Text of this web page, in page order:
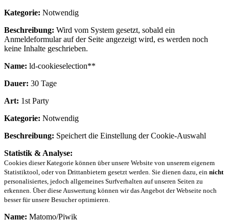
Kategorie: Notwendig
Beschreibung: Wird vom System gesetzt, sobald ein
Anmeldeformular auf der Seite angezeigt wird, es werden noch
keine Inhalte geschrieben.
Name: ld-cookieselection**
Dauer: 30 Tage
Art: 1st Party
Kategorie: Notwendig
Beschreibung: Speichert die Einstellung der Cookie-Auswahl
Statistik & Analyse:
Cookies dieser Kategorie können über unsere Website von unserem eigenem
Statistiktool, oder von Drittanbietern gesetzt werden. Sie dienen dazu, ein nicht
personalisiertes, jedoch allgemeines Surfverhalten auf unseren Seiten zu
erkennen. Über diese Auswertung können wir das Angebot der Webseite noch
besser für unsere Besucher optimieren.
Name: Matomo/Piwik